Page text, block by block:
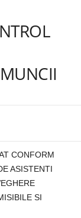
CONFORM
ASISTENTI
SI